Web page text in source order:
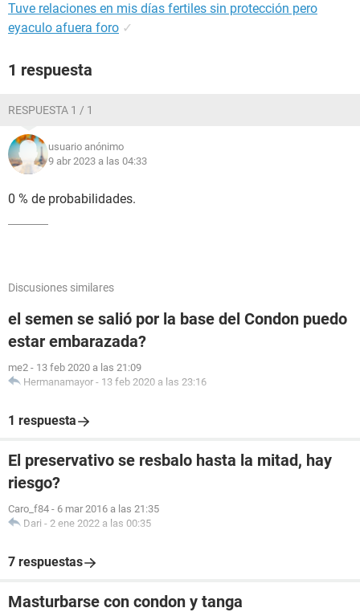
Tuve relaciones en mis días fertiles sin protección pero
eyaculo afuera foro ✓
1 respuesta
RESPUESTA 1 / 1
usuario anónimo
9 abr 2023 a las 04:33
0 % de probabilidades.
Discusiones similares
el semen se salió por la base del Condon puedo
estar embarazada?
me2 - 13 feb 2020 a las 21:09
Hermanamayor - 13 feb 2020 a las 23:16
1 respuesta
El preservativo se resbalo hasta la mitad, hay
riesgo?
Caro_f84 - 6 mar 2016 a las 21:35
Dari - 2 ene 2022 a las 00:35
7 respuestas
Masturbarse con condon y tanga